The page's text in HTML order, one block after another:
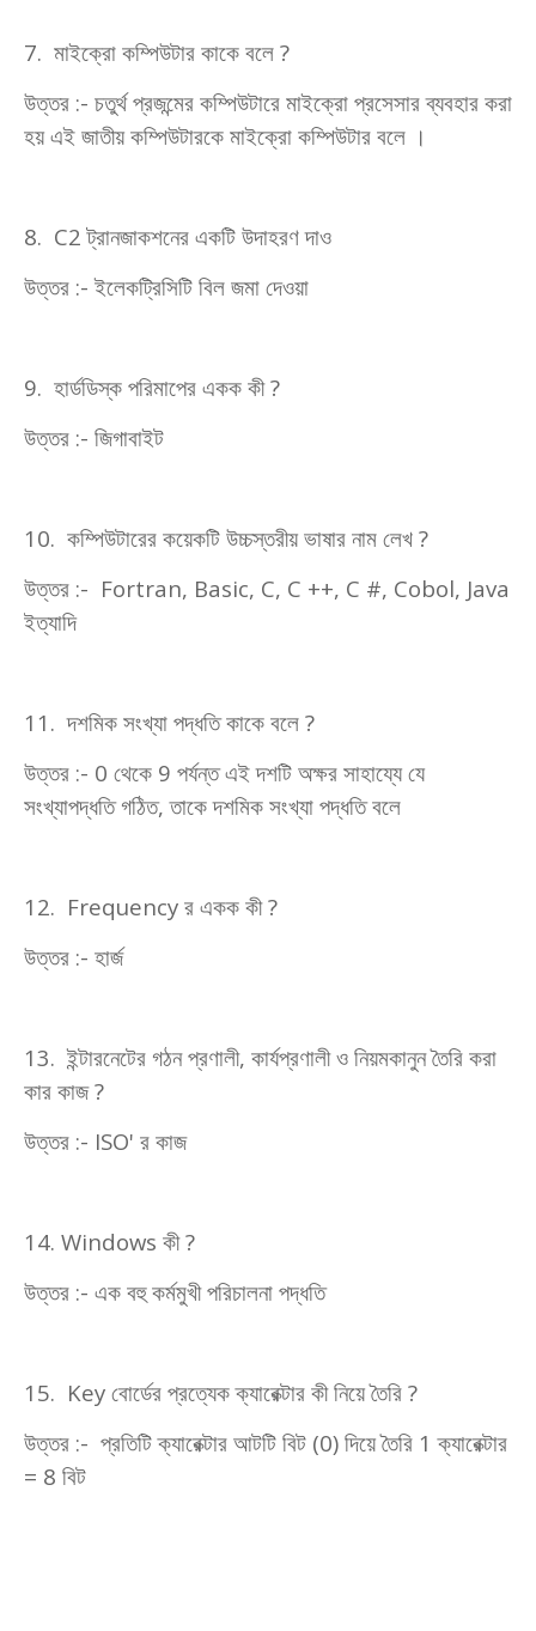
7. মাইক্রো কম্পিউটার কাকে বলে ?
উত্তর :- চতুর্থ প্রজন্মের কম্পিউটারে মাইক্রো প্রসেসার ব্যবহার করা
হয় এই জাতীয় কম্পিউটারকে মাইক্রো কম্পিউটার বলে ।
8. C2 ট্রানজাকশনের একটি উদাহরণ দাও
উত্তর :- ইলেকট্রিসিটি বিল জমা দেওয়া
9. হার্ডডিস্ক পরিমাপের একক কী?
উত্তর :- জিগাবাইট
10. কম্পিউটারের কয়েকটি উচ্চস্তরীয় ভাষার নাম লেখ ?
উত্তর :- Fortran, Basic, C, C ++, C #, Cobol, Java
ইত্যাদি
11.দশমিক সংখ্যা পদ্ধতি কাকে বলে ?
উত্তর :- 0 থেকে 9 পর্যন্ত এই দশটি অক্ষর সাহায্যে যে
সংখ্যাপদ্ধতি গঠিত,তাকে দশমিক সংখ্যা পদ্ধতি বলে
12. Frequency র একক কী?
উত্তর :- হার্জ
13.ইন্টারনেটের গঠন প্রণালী, কার্যপ্রণালী ও নিয়মকানুন তৈরি করা
কার কাজ?
উত্তর :- ISO' র কাজ
14. Windows কী?
উত্তর :- এক বহু কর্মমুখী পরিচালনা পদ্ধতি
15. Key বোর্ডের প্রত্যেক ক্যারেক্টার কী নিয়ে তৈরি ?
উত্তর :- প্রতিটি ক্যারেক্টার আটটি বিট (0) দিয়ে তৈরি 1 ক্যারেক্টার
= 8 বিট